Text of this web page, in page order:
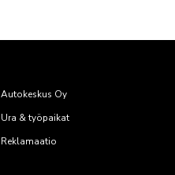
Autokeskus Oy
Ura & työpaikat
Reklamaatio